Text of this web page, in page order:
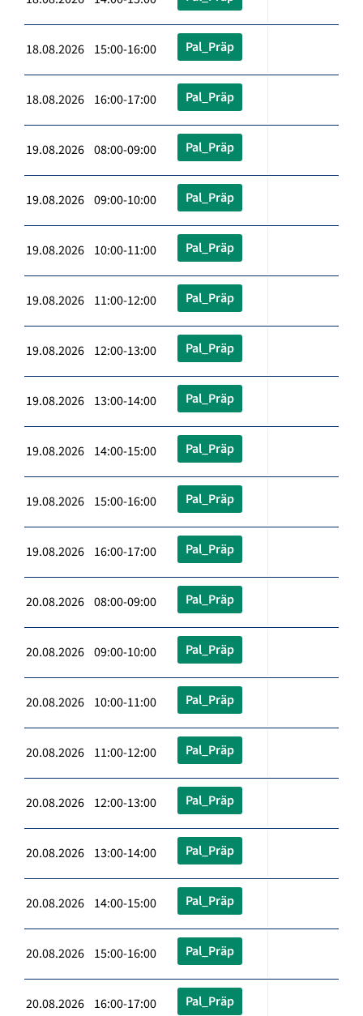
18.08.2026 15:00-16:00 Pal_Präp
18.08.2026 16:00-17:00 Pal_Präp
19.08.2026 08:00-09:00 Pal_Präp
19.08.2026 09:00-10:00 Pal_Präp
19.08.2026 10:00-11:00 Pal_Präp
19.08.2026 11:00-12:00 Pal_Präp
19.08.2026 12:00-13:00 Pal_Präp
19.08.2026 13:00-14:00 Pal_Präp
19.08.2026 14:00-15:00 Pal_Präp
19.08.2026 15:00-16:00 Pal_Präp
19.08.2026 16:00-17:00 Pal_Präp
20.08.2026 08:00-09:00 Pal_Präp
20.08.2026 09:00-10:00 Pal_Präp
20.08.2026 10:00-11:00 Pal_Präp
20.08.2026 11:00-12:00 Pal_Präp
20.08.2026 12:00-13:00 Pal_Präp
20.08.2026 13:00-14:00 Pal_Präp
20.08.2026 14:00-15:00 Pal_Präp
20.08.2026 15:00-16:00 Pal_Präp
20.08.2026 16:00-17:00 Pal_Präp